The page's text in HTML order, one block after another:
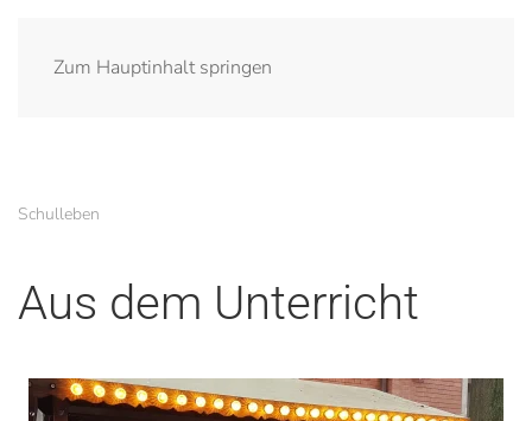
Zum Hauptinhalt springen
Schulleben
Aus dem Unterricht